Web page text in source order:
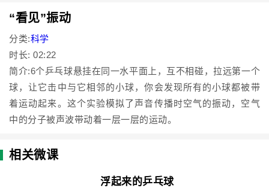
“看见”振动
分类:科学
时长: 02:22
简介:6个乒乓球悬挂在同一水平面上，互不相碰，拉远第一个
球，让它击中与它相邻的小球，你会发现所有的小球都被带
着运动起来。这个实验模拟了声音传播时空气的振动，空气
中的分子被声波带动着一层一层的运动。
相关微课
浮起来的乒乓球